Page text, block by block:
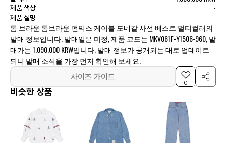
제품 색상 -
제품 설명
톰 브라운 톰브라운 펀믹스 케이블 도네갈 사선 베스트 멀티컬러의
발매 정보입니다. 발매일은 미정, 제품 코드는 MKV061F-Y1506-960, 발
매가는 1,090,000 KRW입니다. 발매 정보가 공개되는 대로 업데이트
되니 발매 소식을 가장 먼저 확인해 보세요.
사이즈 가이드
0
비슷한 상품